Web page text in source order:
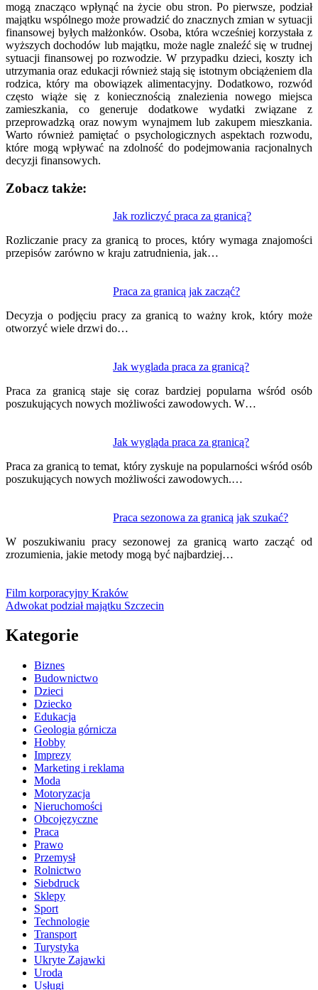
mogą znacząco wpłynąć na życie obu stron. Po pierwsze, podział
majątku wspólnego może prowadzić do znacznych zmian w sytuacji
finansowej byłych małżonków. Osoba, która wcześniej korzystała z
wyższych dochodów lub majątku, może nagle znaleźć się w trudnej
sytuacji finansowej po rozwodzie. W przypadku dzieci, koszty ich
utrzymania oraz edukacji również stają się istotnym obciążeniem dla
rodzica, który ma obowiązek alimentacyjny. Dodatkowo, rozwód
często wiąże się z koniecznością znalezienia nowego miejsca
zamieszkania, co generuje dodatkowe wydatki związane z
przeprowadzką oraz nowym wynajmem lub zakupem mieszkania.
Warto również pamiętać o psychologicznych aspektach rozwodu,
które mogą wpływać na zdolność do podejmowania racjonalnych
decyzji finansowych.
Zobacz także:
Jak rozliczyć praca za granicą?
Rozliczanie pracy za granicą to proces, który wymaga znajomości
przepisów zarówno w kraju zatrudnienia, jak…
Praca za granicą jak zacząć?
Decyzja o podjęciu pracy za granicą to ważny krok, który może
otworzyć wiele drzwi do…
Jak wyglada praca za granicą?
Praca za granicą staje się coraz bardziej popularna wśród osób
poszukujących nowych możliwości zawodowych. W…
Jak wygląda praca za granicą?
Praca za granicą to temat, który zyskuje na popularności wśród osób
poszukujących nowych możliwości zawodowych.…
Praca sezonowa za granicą jak szukać?
W poszukiwaniu pracy sezonowej za granicą warto zacząć od
zrozumienia, jakie metody mogą być najbardziej…
wpisu
Film korporacyjny Kraków
Adwokat podział majątku Szczecin
Kategorie
Biznes
Budownictwo
Dzieci
Dziecko
Edukacja
Geologia górnicza
Hobby
Imprezy
Marketing i reklama
Moda
Motoryzacja
Nieruchomości
Obcojęzyczne
Praca
Prawo
Przemysł
Rolnictwo
Siebdruck
Sklepy
Sport
Technologie
Transport
Turystyka
Ukryte Zajawki
Uroda
Usługi